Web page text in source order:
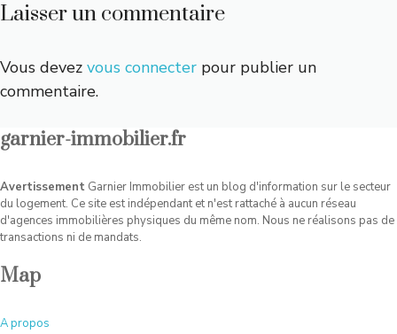
Laisser un commentaire
Vous devez vous connecter pour publier un
commentaire.
garnier-immobilier.fr
Avertissement Garnier Immobilier est un blog d'information sur le secteur
du logement. Ce site est indépendant et n'est rattaché à aucun réseau
d'agences immobilières physiques du même nom. Nous ne réalisons pas de
transactions ni de mandats.
Map
Apropos